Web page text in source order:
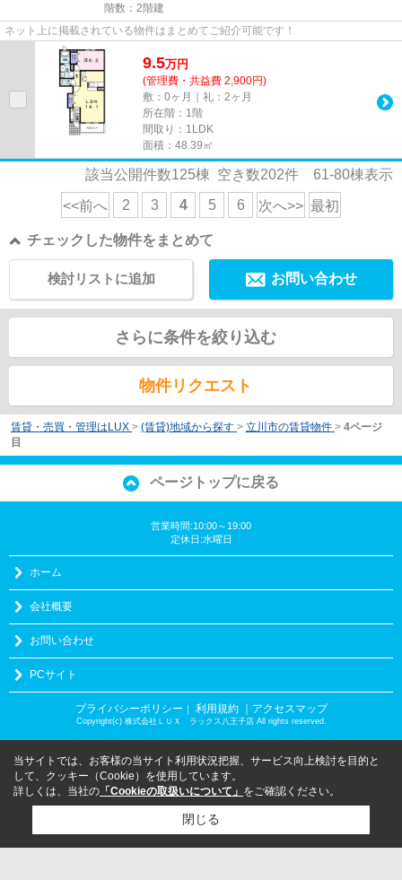
階数：2階建
ネット上に掲載されている物件はまとめてご紹介可能です！
9.5万円
(管理費・共益費 2,900円)
敷：0ヶ月｜礼：2ヶ月
所在階：1階
間取り：1LDK
面積：48.39㎡
該当公開件数125棟 空き数202件 61-80棟表示
<<前へ 2 3 4 5 6 次へ>> 最初
チェックした物件をまとめて
お問い合わせ
検討リストに追加
さらに条件を絞り込む
物件リクエスト
賃貸・売買・管理はLUX > (賃貸)地域から探す > 立川市の賃貸物件 > 4ページ
目
ページトップに戻る
営業時間:10:00～19:00
定休日:水曜日
ホーム
会社概要
お問い合わせ
PCサイト
プライバシーポリシー ｜ 利用規約 ｜アクセスマップ
Copyright(c) 株式会社ＬＵＸ ラックス八王子店 All rights reserved.
当サイトでは、お客様の当サイト利用状況把握、サービス向上検討を目的と
して、クッキー（Cookie）を使用しています。
詳しくは、当社の 「Cookieの取扱いについて」 をご確認ください。
閉じる